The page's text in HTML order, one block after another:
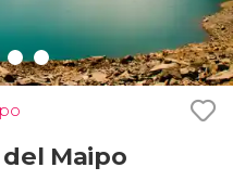
del Maipo